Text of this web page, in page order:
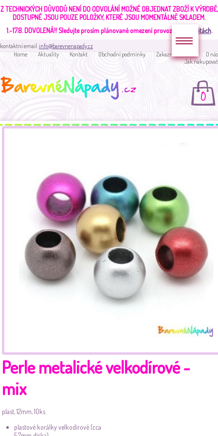
Z TECHNICKÝCH DŮVODŮ NENÍ DO ODVOLÁNÍ MOŽNÉ OBJEDNAT ZBOŽÍ K VÝROBĚ,
DOSTUPNÉ JSOU POUZE POLOŽKY, KTERÉ JSOU MOMENTÁLNĚ SKLADEM.
1.-17.8. DOVOLENÁ!!Sledujte prosím plánované omezení provozu v aktualitách.
kontaktní email:info@barevnenapady.cz
Home
Aktuality Kontakt Obchodní podmínky Zakaznická sekce
O nás
Jak nakupovat
0
Perle metalické velkodírové -
mix
plast, 12mm, 10ks
plastové korálky velkodírové (cca